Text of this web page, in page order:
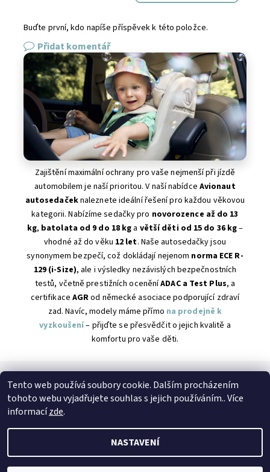
Buďte první, kdo napíše příspěvek k této položce.
Přidat komentář
Zajištění maximální ochrany pro vaše nejmenší při jízdě
automobilem je naší prioritou. V naší nabídce Avionaut
autosedačeknaleznete ideální řešení pro každou věkovou
kategorii. Nabízíme sedačky pro novorozence až do 13
kg, batolata od 9 do 18 kg a větší děti od 15 do 36 kg–
vhodné až do věku 12 let. Naše autosedačky jsou
synonymem bezpečí, což dokládají nejenom norma ECE R-
129 (i-Size), ale i výsledky nezávislých bezpečnostních
testů, včetně prestižních oceněníADAC a Test Plus, a
certifikace AGRod německé asociace podporující zdraví
zad. Navíc, modely máme přímo na prodejně k
vyzkoušení– přijďte se přesvědčit o jejich kvalitě a
komfortu pro vaše děti.
SPOJTE SE S NÁMI
Kontakt
2026 © Petto.cz, všechna práva vyhrazena
Tento web používá soubory cookie. Dalším procházením
tohoto webu vyjadřujete souhlas s jejich používáním.. Více
informacízde.
NASTAVENÍ